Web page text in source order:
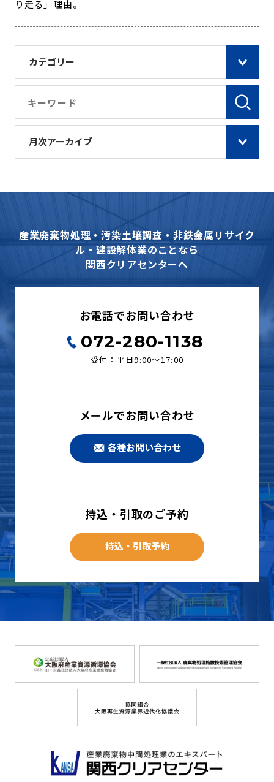
カテゴリー
月次アーカイブ
り走る」理由。
産業廃棄物処理・汚染土壌調査・非鉄金属リサイク
ル・建設解体業のことなら
関西クリアセンターへ
お電話でお問い合わせ
072-280-1138
受付：平日9:00〜17:00
メールでお問い合わせ
各種お問い合わせ
持込・引取のご予約
持込・引取予約